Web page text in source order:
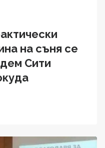
на съня се
Сити